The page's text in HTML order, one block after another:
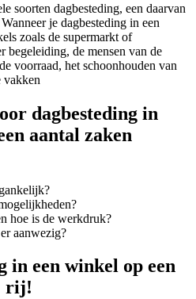
soorten dagbesteding, een daarvan
je dagbesteding in een
zoals de supermarkt of
begeleiding, de mensen van de
voorraad, het schoonhouden van
vakken
dagbesteding in
aantal zaken
hoe is de werkdruk?
aanwezig?
in een winkel op een
rij!